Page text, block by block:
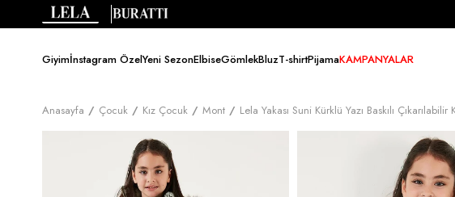
Giyimİnstagram ÖzelYeni SezonElbiseGömlekBluzT-shirtPijamaKAMPANYALAR
Anasayfa Çocuk Kız Çocuk Mont Lela Yakası Suni Kürklü Yazı Baskılı